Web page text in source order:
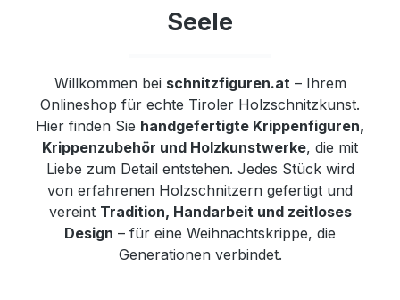
Seele
Willkommen bei schnitzfiguren.at– Ihrem
Onlineshop für echte Tiroler Holzschnitzkunst.
Hier finden Sie handgefertigte Krippenfiguren,
Krippenzubehör und Holzkunstwerke, die mit
Liebe zum Detail entstehen. Jedes Stück wird
von erfahrenen Holzschnitzern gefertigt und
vereint Tradition, Handarbeit und zeitloses
Design – für eine Weihnachtskrippe, die
Generationen verbindet.